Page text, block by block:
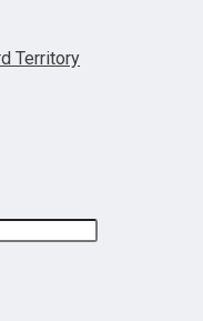
Territory